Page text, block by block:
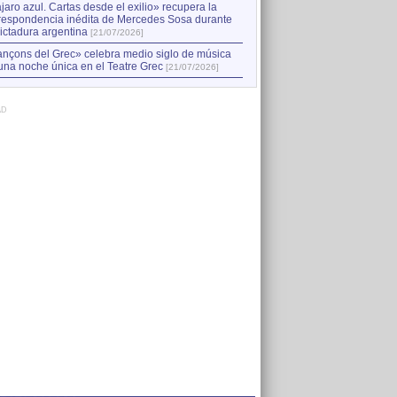
azul. Cartas desde el exilio» recupera la
inédita de Mercedes Sosa durante
argentina [21/07/2026]
del Grec» celebra medio siglo de música
noche única en el Teatre Grec [21/07/2026]